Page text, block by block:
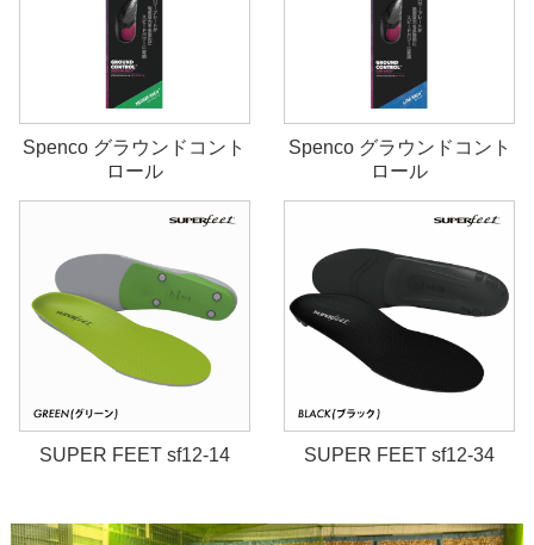
Spenco グラウンドコント
ロール
Spenco グラウンドコント
ロール
SUPER FEET sf12-14 SUPER FEET sf12-34